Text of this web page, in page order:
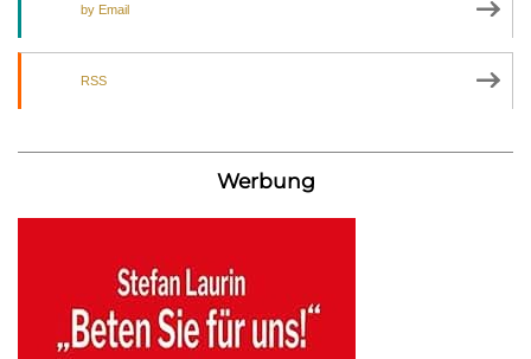
by Email
RSS
Werbung